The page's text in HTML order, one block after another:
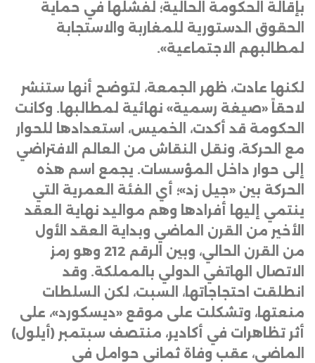
بإقالة الحكومة الحالية؛ لفشلها في حماية
الحقوق الدستورية للمغاربة والاستجابة
لمطالبهم الاجتماعية».
لكنها عادت، ظهر الجمعة، لتوضح أنها ستنشر
لاحقاً «صيغة رسمية» نهائية لمطالبها. وكانت
الحكومة قد أكدت، الخميس، استعدادها للحوار
مع الحركة، ونقل النقاش من العالم الافتراضي
إلى حوار داخل المؤسسات. يجمع اسم هذه
الحركة بين «جيل زد»؛ أي الفئة العمرية التي
ينتمي إليها أفرادها وهم مواليد نهاية العقد
الأخير من القرن الماضي وبداية العقد الأول
من القرن الحالي، وبين الرقم 212 وهو رمز
الاتصال الهاتفي الدولي بالمملكة. وقد
انطلقت احتجاجاتها، السبت، لكن السلطات
منعتها، وتشكلت على موقع «ديسكورد»، على
أثر تظاهرات في أكادير، منتصف سبتمبر (أيلول)
الماضي، عقب وفاة ثماني حوامل في